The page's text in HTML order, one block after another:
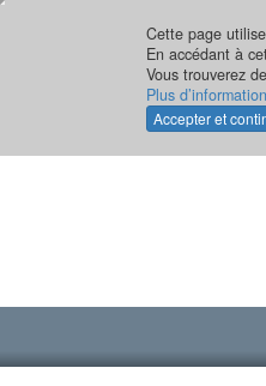
Aller
Cette page
En accédant à
Vous trouverez
Plus
Accepter et